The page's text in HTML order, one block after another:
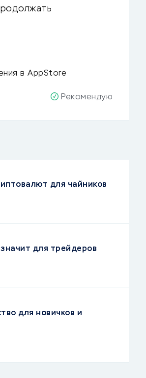
в AppStore
Рекомендую
для чайников
для трейдеров
для новичков и